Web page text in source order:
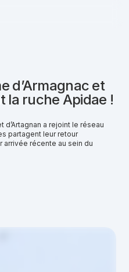
d’Armagnac et
la ruche Apidae !
d’Artagnan a rejoint le réseau
partagent leur retour
arrivée récente au sein du